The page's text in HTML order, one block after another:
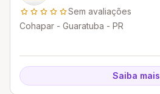
Sem avaliações
Cohapar - Guaratuba - PR
Saiba mais